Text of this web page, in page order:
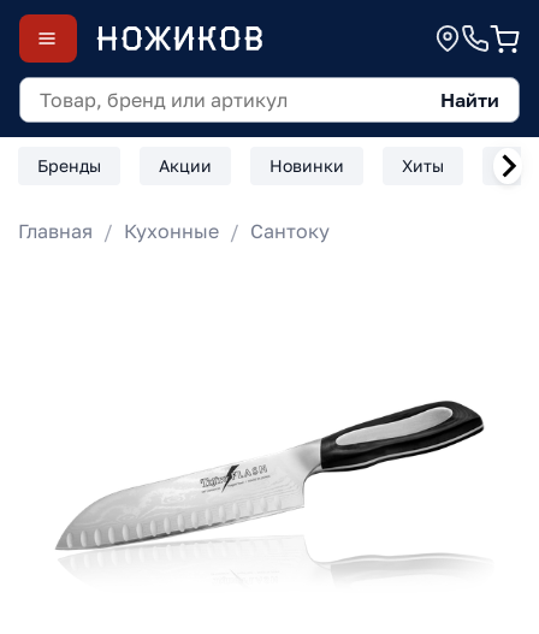
Найти
Бренды Акции Новинки Хиты
Главная Кухонные Сантоку